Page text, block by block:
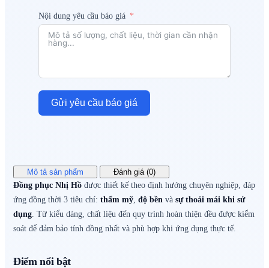
Nội dung yêu cầu báo giá
Gửi yêu cầu báo giá
Mô tả sản phẩm
Đánh giá (0)
Đồng phục Nhị Hồ được thiết kế theo định hướng chuyên nghiệp, đáp
ứng đồng thời 3 tiêu chí: thẩm mỹ, độ bền và sự thoải mái khi sử
dụng. Từ kiểu dáng, chất liệu đến quy trình hoàn thiện đều được kiểm
soát để đảm bảo tính đồng nhất và phù hợp khi ứng dụng thực tế.
Điểm nổi bật